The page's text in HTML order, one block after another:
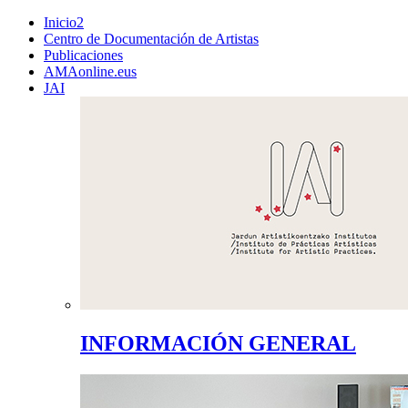
Inicio2
Centro de Documentación de Artistas
Publicaciones
AMAonline.eus
JAI
INFORMACIÓN GENERAL